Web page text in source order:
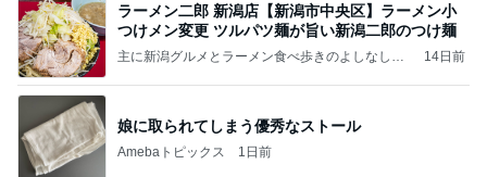
ラーメン二郎 新潟店【新潟市中央区】ラーメン小
つけメン変更 ツルパツ麺が旨い新潟二郎のつけ麺
主に新潟グルメとラーメン食べ歩きのよしなしご
14日前
娘に取られてしまう優秀なストール
Amebaトピックス 1日前